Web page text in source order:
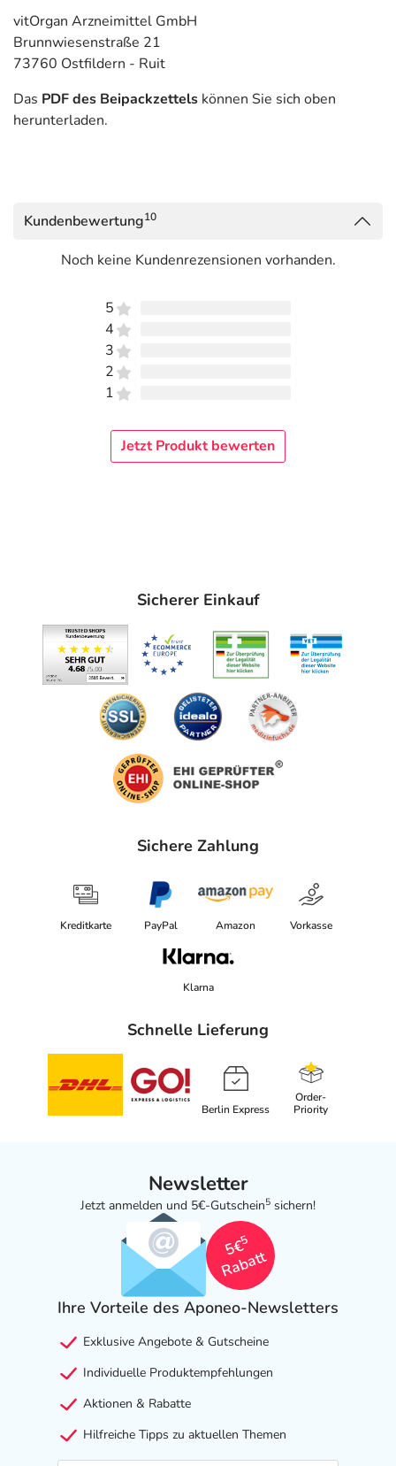
vitOrgan Arzneimittel GmbH
Brunnwiesenstraße 21
73760 Ostfildern - Ruit
Das PDF des Beipackzettels können Sie sich oben
herunterladen.
Kundenbewertung10
Noch keine Kundenrezensionen vorhanden.
5
4
3
2
1
Jetzt Produkt bewerten
Sicherer Einkauf
Sichere Zahlung
Kreditkarte PayPal Amazon Vorkasse
Klarna
Schnelle Lieferung
Berlin Express
Order-
Priority
Newsletter
Jetzt anmelden und 5€-Gutschein5 sichern!
5€
5
Rabatt
Ihre Vorteile des Aponeo-Newsletters
Exklusive Angebote & Gutscheine
Individuelle Produktempfehlungen
Aktionen & Rabatte
Hilfreiche Tipps zu aktuellen Themen